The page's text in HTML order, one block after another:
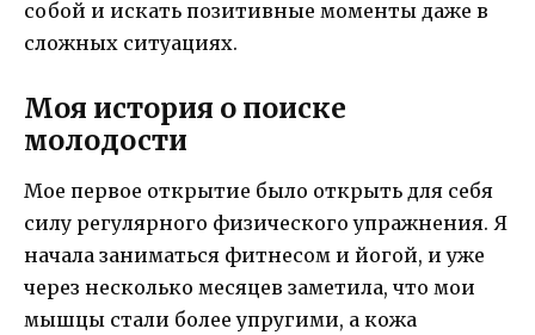
собой и искать позитивные моменты даже в
сложных ситуациях.
Моя история о поиске
молодости
Мое первое открытие было открыть для себя
силу регулярного физического упражнения. Я
начала заниматься фитнесом и йогой, и уже
через несколько месяцев заметила, что мои
мышцы стали более упругими, а кожа